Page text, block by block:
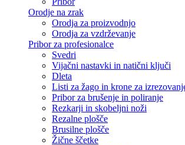
Orodje na zrak
Orodja za proizvodnjo
Orodja za vzdrževanje
Pribor za profesionalce
Svedri
Vijačni nastavki in natični ključi
Dleta
Listi za žago in krone za
Pribor za brušenje in poliranje
Rezkarji in skobeljni noži
Rezalne plošče
Brusilne plošče
Žične ščetke